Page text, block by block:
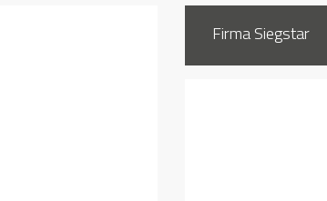
Firma Siegstar